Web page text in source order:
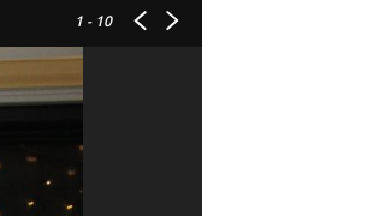
1 - 10